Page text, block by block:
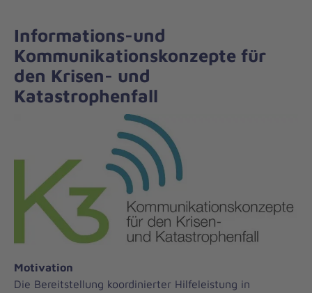
Informations-und
Kommunikationskonzepte für
den Krisen- und
Katastrophenfall
Motivation
Die Bereitstellung koordinierter Hilfeleistung in